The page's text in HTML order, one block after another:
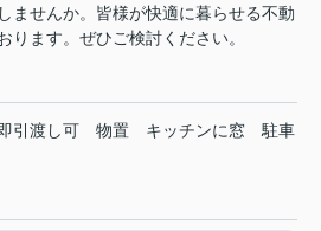
ませんか。皆様が快適に暮らせる不動
ります。ぜひご検討ください。
引渡し可 物置 キッチンに窓
駐車